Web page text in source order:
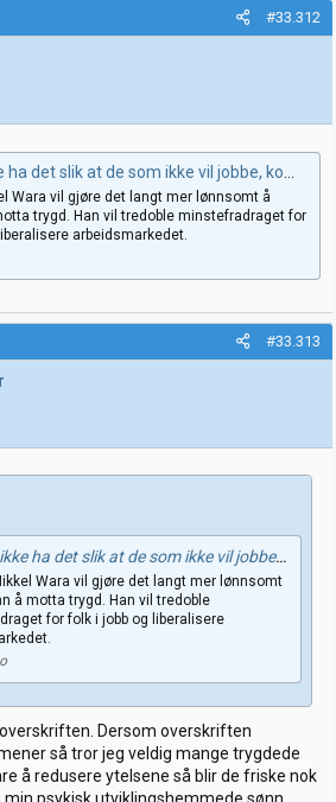
#33.312
ikke vil jobbe, kommer hit mens de som jobber hardest flytter ut, sier Tor Mikkel Wara. (+)
Wara vil gjøre det langt mer lønnsomt å
trygd. Han vil tredoble minstefradraget for
arbeidsmarkedet.
#33.313
de som ikke vil jobbe, kommer hit mens de som jobber hardest flytter ut, sier Tor Mikkel Wara. (+)
Wara vil gjøre det langt mer lønnsomt
å motta trygd. Han vil tredoble
for folk i jobb og liberalisere
Dersom overskriften
så tror jeg veldig mange trygdede
å redusere ytelsene så blir de friske nok